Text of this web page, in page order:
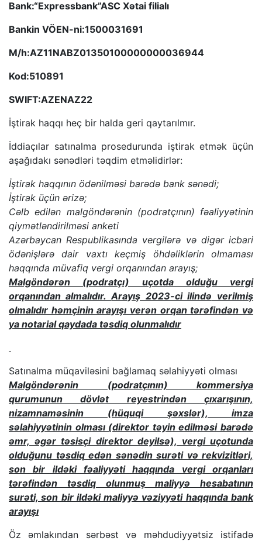
Bank:“Expressbank”ASC Xətai filialı
Bankin VÖEN-ni:1500031691
M/h:AZ11NABZ01350100000000036944
Kod:510891
SWIFT:AZENAZ22
İştirak haqqı heç bir halda geri qaytarılmır.
İddiaçılar satınalma prosedurunda iştirak etmək üçün
aşağıdakı sənədləri təqdim etməlidirlər:
İştirak haqqının ödənilməsi barədə bank sənədi;
İştirak üçün ərizə;
Cəlb edilən malgöndərənin (podratçının) fəaliyyətinin
qiymətləndirilməsi anketi
Azərbaycan Respublikasında vergilərə və digər icbari
ödənişlərə dair vaxtı keçmiş öhdəliklərin olmaması
haqqında müvafiq vergi orqanından arayış;
Malgöndərən (podratçı) uçotda olduğu vergi
orqanından almalıdır.Arayış 2023-ci ilində verilmiş
olmalıdır həmçinin arayışı verən orqan tərəfindən və
ya notarial qaydada təsdiq olunmalıdır
Satınalma müqaviləsini bağlamaq səlahiyyəti olması
Malgöndərənin (podratçının) kommersiya
qurumunun dövlət reyestrindən çıxarışının,
nizamnaməsinin (hüquqi şəxslər), imza
səlahiyyətinin olması (direktor təyin edilməsi barədə
əmr, əgər təsisçi direktor deyilsə), vergi uçotunda
olduğunu təsdiq edən sənədin surəti və rekvizitləri,
son bir ildəki fəaliyyəti haqqında vergi orqanları
tərəfindən təsdiq olunmuş maliyyə hesabatının
surəti, son bir ildəki maliyyə vəziyyəti haqqında bank
arayışı
Öz əmlakından sərbəst və məhdudiyyətsiz istifadə